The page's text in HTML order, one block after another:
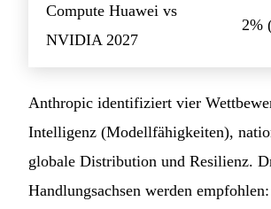
Compute Huawei vs
NVIDIA 2027
2%
Anthropic identifiziert vier
Intelligenz (Modellfähigkeiten),
globale Distribution und Resilienz.
Handlungsachsen werden